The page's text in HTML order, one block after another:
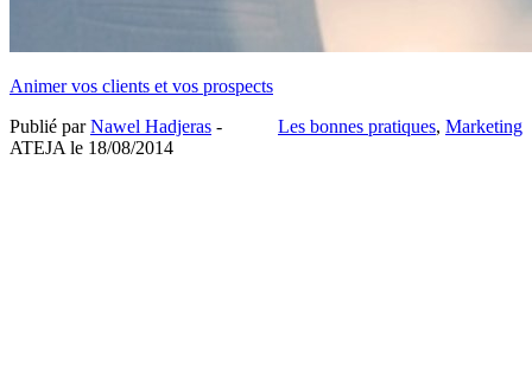
Animer vos clients et vos prospects
Les bonnes pratiques, Marketing
Publié parNawel Hadjeras -
ATEJA le 18/08/2014